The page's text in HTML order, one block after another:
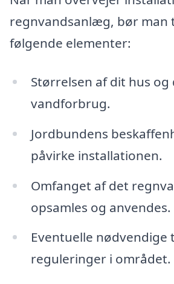
regnvandsanlæg, bør man
følgende elementer:
Størrelsen af dit hus og
vandforbrug.
Jordbundens
påvirke installationen.
Omfanget af det
opsamles og anvendes.
Eventuelle nødvendige
reguleringer i området.